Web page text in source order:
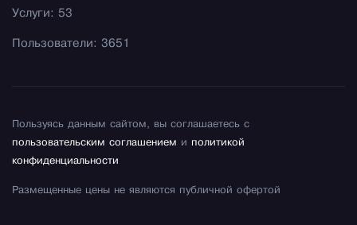
Услуги: 53
Пользователи: 3651
Пользуясь данным сайтом, вы соглашаетесь с
пользовательским соглашением и политикой
конфиденциальности
Размещенные цены не являются публичной офертой